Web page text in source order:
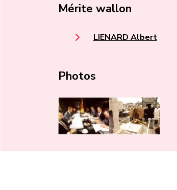
Mérite wallon
LIENARD Albert
Photos